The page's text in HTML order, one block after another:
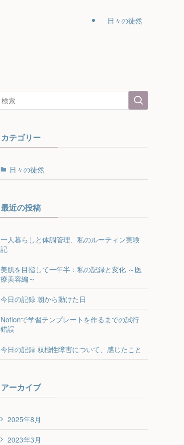
日々の徒然
カテゴリー
日々の徒然
最近の投稿
一人暮らしと体調管理、私のルーティン実験
記
美肌を目指して一年半：私の記録と変化 ～医
療美容編～
今日の記録 朝から動けた日
Notionで学習テンプレートを作るまでの試行
錯誤
今日の記録 双極性障害について、感じたこと
アーカイブ
2025年8月
2023年3月